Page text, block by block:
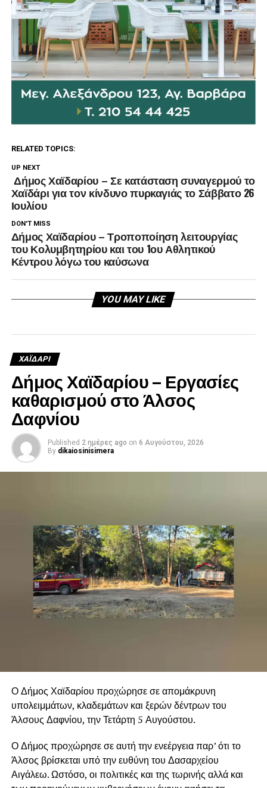
RELATED TOPICS:
UP NEXT
Δήμος Χαϊδαρίου – Σε κατάσταση συναγερμού το
Χαϊδάρι για τον κίνδυνο πυρκαγιάς το Σάββατο 26
Ιουλίου
DON'T MISS
Δήμος Χαϊδαρίου – Τροποποίηση λειτουργίας
του Κολυμβητηρίου και του 1ου Αθλητικού
Κέντρου λόγω του καύσωνα
YOU MAY LIKE
ΧΑΪΔΑΡΙ
Δήμος Χαϊδαρίου – Εργασίες
καθαρισμού στο Άλσος
Δαφνίου
Published 2 ημέρες ago on 6 Αυγούστου, 2026
By dikaiosinisimera
Ο Δήμος Χαϊδαρίου προχώρησε σε απομάκρυνη
υπολειμμάτων, κλαδεμάτων και ξερών δέντρων του
Άλσους Δαφνίου, την Τετάρτη 5 Αυγούστου.
Ο Δήμος προχώρησε σε αυτή την ενεέργεια παρ’ ότι το
Άλσος βρίσκεται υπό την ευθύνη του Δασαρχείου
Αιγάλεω. Ωστόσο, οι πολιτικές και της τωρινής αλλά και